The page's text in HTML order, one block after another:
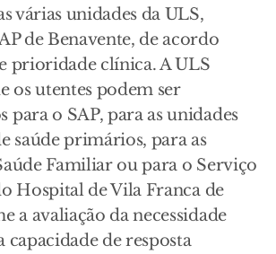
várias unidades da ULS,
de Benavente, de acordo
prioridade clínica. A ULS
os utentes podem ser
para o SAP, para as unidades
saúde primários, para as
Familiar ou para o Serviço
Hospital de Vila Franca de
a avaliação da necessidade
capacidade de resposta